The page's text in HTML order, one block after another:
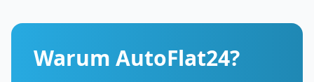
Warum AutoFlat24?